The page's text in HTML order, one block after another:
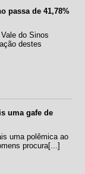
passa de 41,78%
do Sinos
destes
uma gafe de
uma polêmica ao
procura[...]